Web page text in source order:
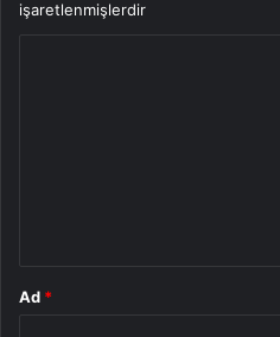
işaretlenmişlerdir
Ad *